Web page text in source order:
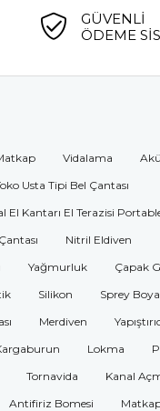
GÜVENLİ
ÖDEME
Vidalama
Usta Tipi Bel Çantası
El Kantarı El Terazisi
Nitril Eldiven
Yağmurluk
Çapak
Silikon
Sprey Boya
Merdiven
Lokma
Tornavida
Kanal
Antifiriz Bomesi